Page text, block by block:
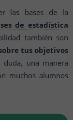
las bases de la
de estadística
también son
tus objetivos
una manera
muchos alumnos